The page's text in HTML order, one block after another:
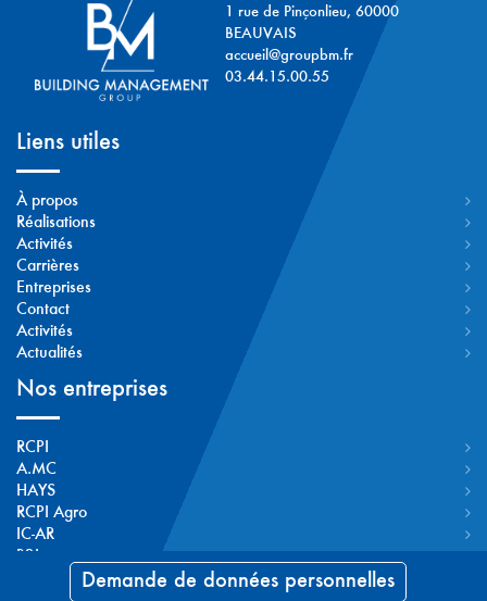
1 rue de Pinçonlieu, 60000
BEAUVAIS
accueil@groupbm.fr
03.44.15.00.55
Liens utiles
À propos
Réalisations
Activités
Carrières
Entreprises
Contact
Activités
Actualités
Nos entreprises
RCPI
A.MC
HAYS
RCPI Agro
IC-AR
B3I
Demande de données personnelles